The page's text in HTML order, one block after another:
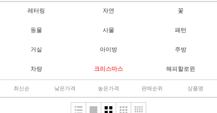
레터링 자연 꽃
동물 사물 패턴
거실 아이방 주방
차량 크리스마스 해피할로윈
최신순 낮은가격 높은가격 판매순위 상품명